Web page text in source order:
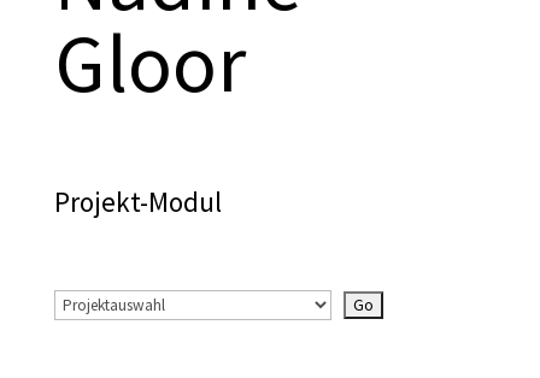
Gloor
Projekt-Modul